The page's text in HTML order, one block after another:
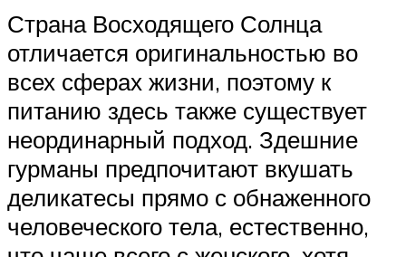
Страна Восходящего Солнца
отличается оригинальностью во
всех сферах жизни, поэтому к
питанию здесь также существует
неординарный подход. Здешние
гурманы предпочитают вкушать
деликатесы прямо с обнаженного
человеческого тела, естественно,